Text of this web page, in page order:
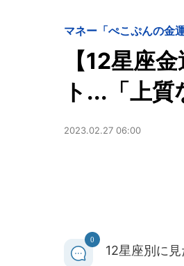
マネー 「ぺこぷんの金
【12星座
ト...「上質
2023.02.27 06:00
0
12星座別に見